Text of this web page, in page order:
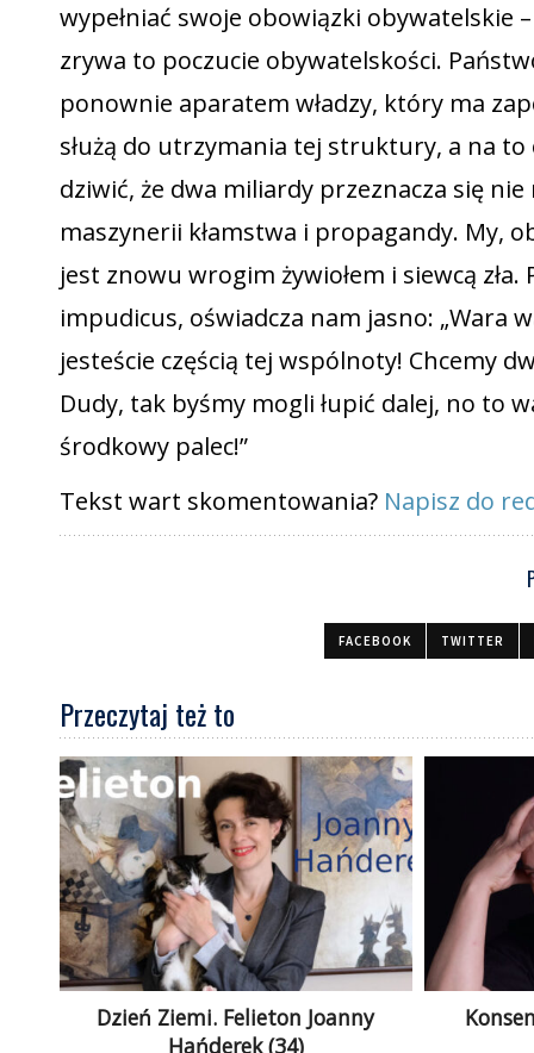
wypełniać swoje obowiązki obywatelskie
zrywa to poczucie obywatelskości.
ponownie aparatem władzy, który ma
służą do utrzymania tej struktury, a na
dziwić, że dwa miliardy przeznacza się
maszynerii kłamstwa i propagandy. My,
jest znowu wrogim żywiołem i siewcą
impudicus, oświadcza nam jasno: „Wara
jesteście częścią tej wspólnoty! Chcemy
Dudy, tak byśmy mogli łupić dalej, no to
środkowy palec!”
Tekst wart skomentowania? Napisz do
FACEBOOK TWITTER
Przeczytaj też to
Dzień Ziemi. Felieton Joanny
Hańderek (34)